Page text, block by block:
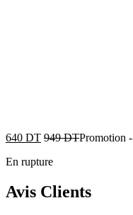
640 DT 949DTPromotion -
En rupture
Avis Clients